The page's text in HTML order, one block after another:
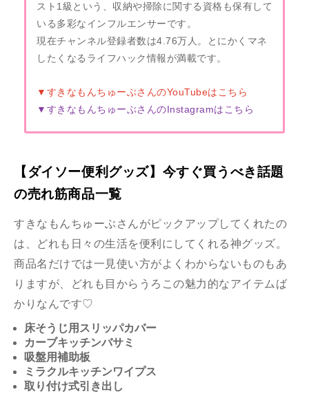
スト1級という、収納や掃除に関する資格も保有して
いる多彩なインフルエンサーです。
現在チャンネル登録者数は4.76万人。とにかくマネ
したくなるライフハック情報が満載です。
▼ すきなもんちゅーぶさんのYouTubeはこちら
▼ すきなもんちゅーぶさんのInstagramはこちら
【ダイソー便利グッズ】今すぐ買うべき話題
の売れ筋商品一覧
すきなもんちゅーぶさんがピックアップしてくれたの
は、どれも日々の生活を便利にしてくれる神グッズ。
商品名だけでは一見使い方がよくわからないものもあ
りますが、どれも目からうろこの魅力的なアイテムば
かりなんです♡
床そうじ用スリッパカバー
カーブキッチンバサミ
吸盤用補助板
ミラクルキッチンワイプス
取り付け式引き出し